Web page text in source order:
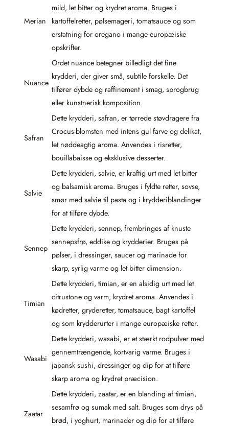
Merian
mild, let bitter og krydret aroma. Bruges i
kartoffelretter, pølsemageri, tomatsauce og som
erstatning for oregano i mange europæiske
opskrifter.
Nuance
Ordet nuance betegner billedligt det fine
krydderi, der giver små, subtile forskelle. Det
tilfører dybde og raffinement i smag, sprogbrug
eller kunstnerisk komposition.
Safran
Dette krydderi, safran, er tørrede støvdragere fra
Crocus-blomsten med intens gul farve og delikat,
let nøddeagtig aroma. Anvendes i risretter,
bouillabaisse og eksklusive desserter.
Salvie
Dette krydderi, salvie, er kraftig urt med let bitter
og balsamisk aroma. Bruges i fyldte retter, sovse,
smør med salvie til pasta og i krydderiblandinger
for at tilføre dybde.
Sennep
Dette krydderi, sennep, frembringes af knuste
sennepsfrø, eddike og krydderier. Bruges på
pølser, i dressinger, saucer og marinade for
skarp, syrlig varme og let bitter dimension.
Timian
Dette krydderi, timian, er en alsidig urt med let
citrustone og varm, krydret aroma. Anvendes i
kødretter, gryderetter, tomatsauce, bagt kartoffel
og som krydderurter i mange europæiske retter.
Wasabi
Dette krydderi, wasabi, er et stærkt rodpulver med
gennemtrængende, kortvarig varme. Bruges i
japansk sushi, dressinger og dip for at tilføre
skarp aroma og krydret præcision.
Zaatar
Dette krydderi, zaatar, er en blanding af timian,
sesamfrø og sumak med salt. Bruges som drys på
brød, i yoghurt, marinader og dip for at tilføre